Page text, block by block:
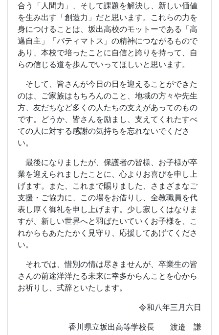
合う「人間力」、そして課題を解決し、新しい価値
を生み出す「創造力」だと思います。これらの力を
身につけることは、坂出高校のモットーである「高
邁自主」「パティマトス」の精神につながるもので
あり、本校で培ったことに自信と誇りを持って、自
らの信じる道を歩んでいってほしいと思います。
そして、皆さんが今日の日を迎えることができた
のは、ご家族はもちろんのこと、地域の方々や先生
方、友だちなど多くの人たちの支えがあってのもの
です。どうか、皆さんを励まし、支えてくれたすべ
ての人に対する感謝の気持ちを忘れないでくださ
い。
最後になりましたが、保護者の皆様、お子様が卒
業を迎えられましたことに、心よりお喜びを申し上
げます。また、これまで賜りました、さまざまなご
支援・ご協力に、この場をお借りし、全教職員を代
表し厚く御礼を申し上げます。少し寂しくはなりま
すが、新しい世界へと羽ばたいていくお子様を、こ
れからもあたたかく見守り、応援してあげてくださ
い。
それでは、惜別の情は尽きませんが、卒業生の皆
さんの前途洋洋たる未来に幸多からんことを心から
お祈りし、式辞といたします。
令和八年三月六日
香川県立坂出高等学校長 渡邉 謙